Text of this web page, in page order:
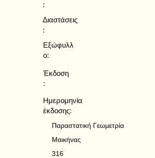
:
Διαστάσεις
:
Εξώφυλλ
ο:
Έκδοση
:
Ημερομηνία
έκδοσης:
Παραστατική Γεωμετρία
Μαικήνας
316